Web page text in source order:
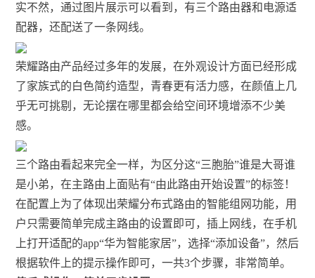
实不然，通过图片展示可以看到，有三个路由器和电源适
配器，还配送了一条网线。
荣耀路由产品经过多年的发展，在外观设计方面已经形成
了家族式的白色简约造型，青春更有活力感，在颜值上几
乎无可挑剔，无论摆在哪里都会给空间环境增添不少美
感。
三个路由看起来完全一样，为区分这“三胞胎”谁是大哥谁
是小弟，在主路由上面贴有“由此路由开始设置”的标签！
在配置上为了体现出荣耀分布式路由的智能组网功能，用
户只需要简单完成主路由的设置即可，插上网线，在手机
上打开适配的app“华为智能家居”，选择“添加设备”，然后
根据软件上的提示操作即可，一共3个步骤，非常简单。